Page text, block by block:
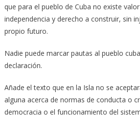
que para el pueblo de Cuba no existe
independencia y derecho a construir, sin
propio futuro.
Nadie puede marcar pautas al pueblo
declaración.
Añade el texto que en la Isla no se
alguna acerca de normas de conducta o
democracia o el funcionamiento del